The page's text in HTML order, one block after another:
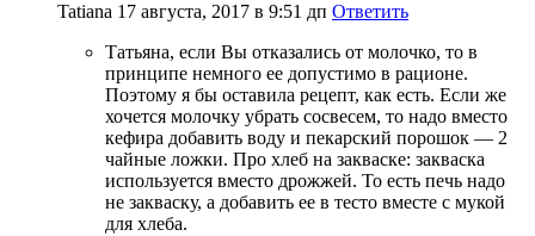
Tatiana 17 августа, 2017 в 9:51 дп Ответить
Татьяна, если Вы отказались от молочко, то в
принципе немного ее допустимо в рационе.
Поэтому я бы оставила рецепт, как есть. Если же
хочется молочку убрать сосвесем, то надо вместо
кефира добавить воду и пекарский порошок — 2
чайные ложки. Про хлеб на закваске: закваска
используется вместо дрожжей. То есть печь надо
не закваску, а добавить ее в тесто вместе с мукой
для хлеба.